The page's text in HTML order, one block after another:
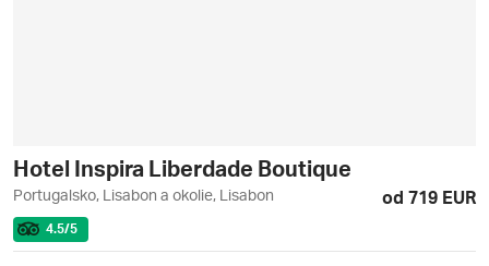
Hotel Inspira Liberdade Boutique
Portugalsko, Lisabon a okolie, Lisabon od 719 EUR
4.5/5